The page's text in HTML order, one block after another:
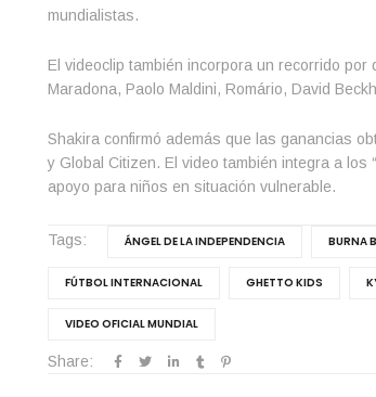
mundialistas.
El videoclip también incorpora un recorrido
Maradona, Paolo Maldini, Romário, David
Shakira confirmó además que las ganancias
y Global Citizen. El video también integra a los
apoyo para niños en situación vulnerable.
Tags: ÁNGEL DE LA INDEPENDENCIA BURNA
FÚTBOL INTERNACIONAL GHETTO KIDS
VIDEO OFICIAL MUNDIAL
Share: